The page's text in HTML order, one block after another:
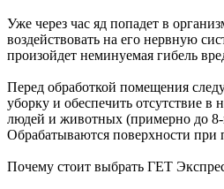
Уже через час яд попадет в
воздействовать на его нервную
произойдет неминуемая гибель
Перед обработкой помещения
уборку и обеспечить отсутствие в
людей и животных (примерно до 8-
Обрабатываются поверхности
Почему стоит выбрать ГЕТ